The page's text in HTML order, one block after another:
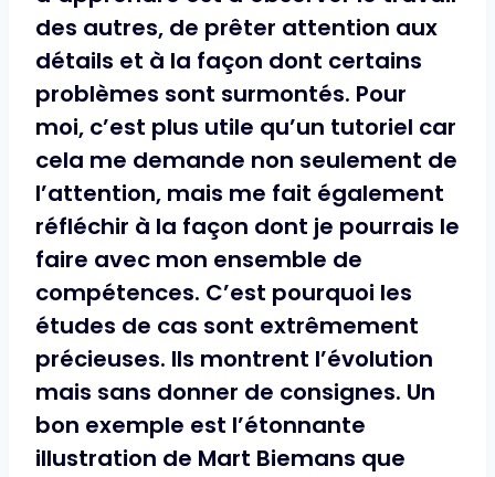
des autres, de prêter attention aux
détails et à la façon dont certains
problèmes sont surmontés. Pour
moi, c’est plus utile qu’un tutoriel car
cela me demande non seulement de
l’attention, mais me fait également
réfléchir à la façon dont je pourrais le
faire avec mon ensemble de
compétences. C’est pourquoi les
études de cas sont extrêmement
précieuses. Ils montrent l’évolution
mais sans donner de consignes. Un
bon exemple est l’étonnante
illustration de Mart Biemans que